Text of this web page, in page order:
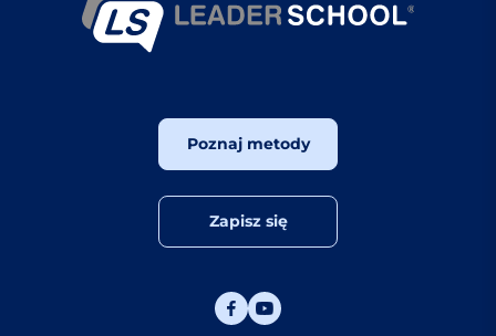
Poznaj metody
Zapisz się